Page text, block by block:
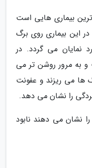
ترین بیماری هایی است
در این بیماری روی برگ
نمایان می گردد. در
و به مرور روشن تر می
ها می ریزند و عفونت
را نشان می دهد.
را نشان می دهند نابود